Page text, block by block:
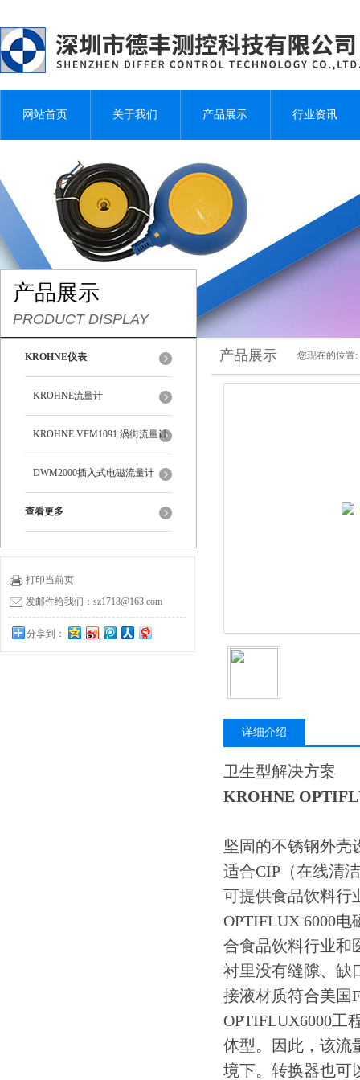
网站首页 关于我们 产品展示 行业资讯
产品展示
PRODUCT DISPLAY
KROHNE仪表
KROHNE流量计
KROHNE VFM1091 涡街流量计
DWM2000插入式电磁流量计
查看更多
打印当前页
发邮件给我们：sz1718@163.com
分享到：
产品展示 您现在的位置:
详细介绍
卫生型解决方案
KROHNE
坚固的不锈钢外壳
适合CIP（在线清
可提供食品饮料行
OPTIFLUX 6000
合食品饮料行业和
衬里没有缝隙、缺
接液材质符合美国
OPTIFLUX6000工
体型。因此，该流
境下。转换器也可